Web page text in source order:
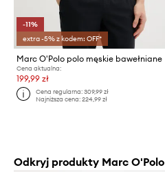
-11%
extra -5% z kodem: OFF*
Marc O'Polo polo męskie bawełniane
Cena aktualna:
199,99 zł
Cena regularna:309,99 zł
Najniższa cena:224,99 zł
Odkryj produkty Marc O'Polo